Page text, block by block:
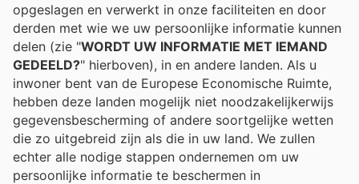
opgeslagen en verwerkt in onze faciliteiten en door
derden met wie we uw persoonlijke informatie kunnen
delen (zie "WORDT UW INFORMATIE MET IEMAND
GEDEELD?" hierboven), in en andere landen. Als u
inwoner bent van de Europese Economische Ruimte,
hebben deze landen mogelijk niet noodzakelijkerwijs
gegevensbescherming of andere soortgelijke wetten
die zo uitgebreid zijn als die in uw land. We zullen
echter alle nodige stappen ondernemen om uw
persoonlijke informatie te beschermen in